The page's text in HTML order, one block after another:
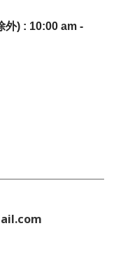
外) : 10:00 am -